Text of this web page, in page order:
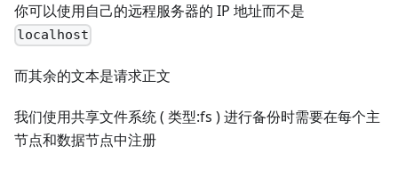
你可以使用自己的远程服务器的 IP 地址而不是
localhost
而其余的文本是请求正文
我们使用共享文件系统 ( 类型:fs ) 进行备份时需要在每个主
节点和数据节点中注册